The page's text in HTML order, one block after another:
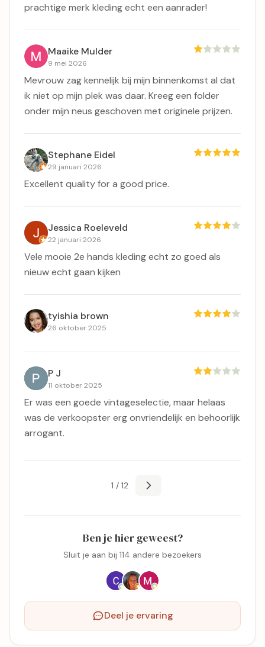
prachtige merk kleding echt een aanrader!
Maaike Mulder
9 mei 2026
Mevrouw zag kennelijk bij mijn binnenkomst al dat
ik niet op mijn plek was daar. Kreeg een folder
onder mijn neus geschoven met originele prijzen.
Stephane Eidel
29 januari 2026
Excellent quality for a good price.
Jessica Roeleveld
22 januari 2026
Vele mooie 2e hands kleding echt zo goed als
nieuw echt gaan kijken
tyishia brown
26 oktober 2025
P J
11 oktober 2025
Er was een goede vintageselectie, maar helaas
was de verkoopster erg onvriendelijk en behoorlijk
arrogant.
1 / 12
Ben je hier geweest?
Sluit je aan bij 114 andere bezoekers
Deel je ervaring